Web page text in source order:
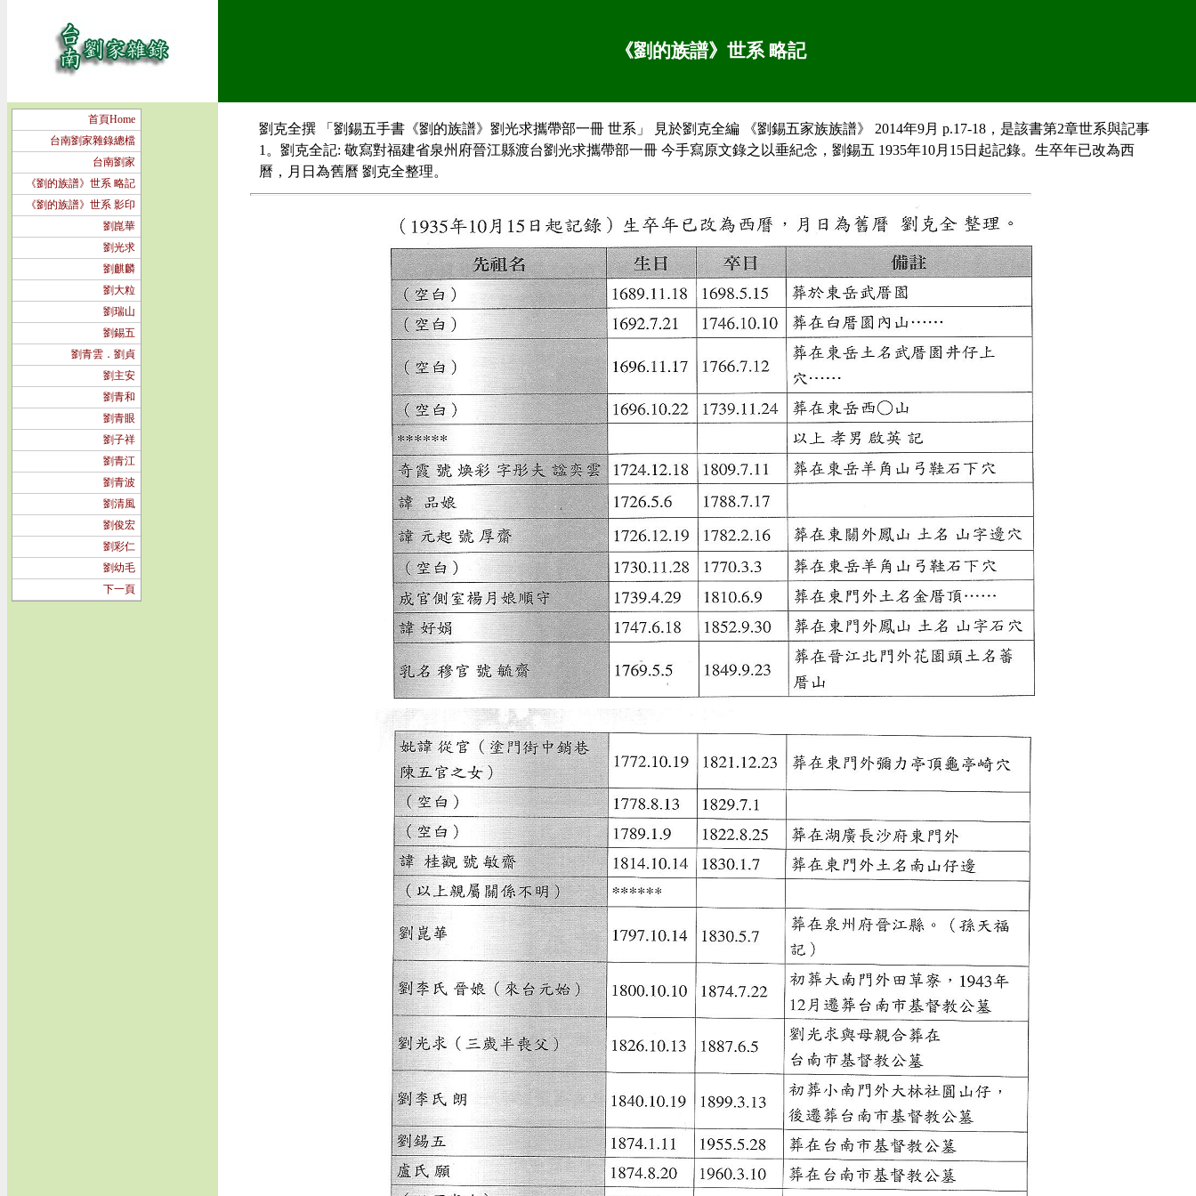
《劉的族譜》世系 略記
首頁Home
台南劉家雜錄總檔
台南劉家
《劉的族譜》世系 略記
《劉的族譜》世系 影印
劉崑華
劉光求
劉麒麟
劉大粒
劉瑞山
劉錫五
劉青雲．劉貞
劉主安
劉青和
劉青眼
劉子祥
劉青江
劉青波
劉清風
劉俊宏
劉彩仁
劉幼毛
下一頁
劉克全撰 「劉錫五手書《劉的族譜》劉光求攜帶部一冊 世系」 見於劉克全編 《劉錫五家族族譜》 2014年9月 p.17-18，是該書第2章世系與記事
1。劉克全記: 敬寫對福建省泉州府晉江縣渡台劉光求攜帶部一冊 今手寫原文錄之以垂紀念，劉錫五 1935年10月15日起記錄。生卒年已改為西
曆，月日為舊曆 劉克全整理。